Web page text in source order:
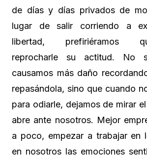
de días y días privados de
lugar de salir corriendo a
libertad, prefiriéramos
reprocharle su actitud. No
causamos más daño
repasándola, sino que cuando
para odiarle, dejamos de mirar
abre ante nosotros. Mejor
a poco, empezar a trabajar en
en nosotros las emociones